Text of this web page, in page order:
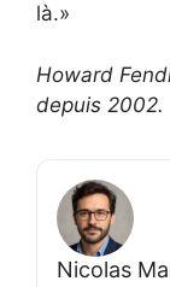
là.»
Howard
depuis 2002.
Nicolas